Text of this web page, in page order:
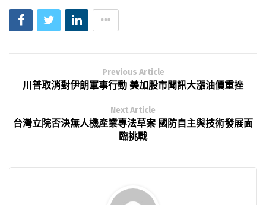
Previous Article
川普取消對伊朗軍事行動 美加股市聞訊大漲油價重挫
Next Article
台灣立院否決無人機產業專法草案 國防自主與技術發展面
臨挑戰